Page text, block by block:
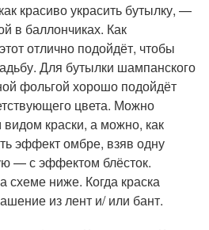
красиво украсить бутылку, —
в баллончиках. Как
отлично подойдёт, чтобы
Для бутылки шампанского
фольгой хорошо подойдёт
цвета. Можно
краски, а можно, как
эффект омбре, взяв одну
— с эффектом блёсток.
схеме ниже. Когда краска
из лент и/ или бант.